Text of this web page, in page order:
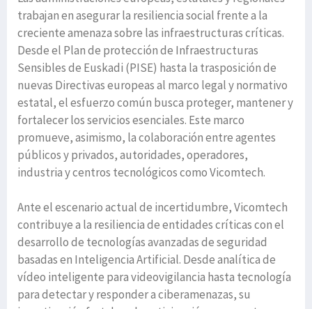
trabajan en asegurar la resiliencia social frente a la
creciente amenaza sobre las infraestructuras críticas.
Desde el Plan de protección de Infraestructuras
Sensibles de Euskadi (PISE) hasta la trasposición de
nuevas Directivas europeas al marco legal y normativo
estatal, el esfuerzo común busca proteger, mantener y
fortalecer los servicios esenciales. Este marco
promueve, asimismo, la colaboración entre agentes
públicos y privados, autoridades, operadores,
industria y centros tecnológicos como Vicomtech.
Ante el escenario actual de incertidumbre, Vicomtech
contribuye a la resiliencia de entidades críticas con el
desarrollo de tecnologías avanzadas de seguridad
basadas en Inteligencia Artificial. Desde analítica de
vídeo inteligente para videovigilancia hasta tecnología
para detectar y responder a ciberamenazas, su